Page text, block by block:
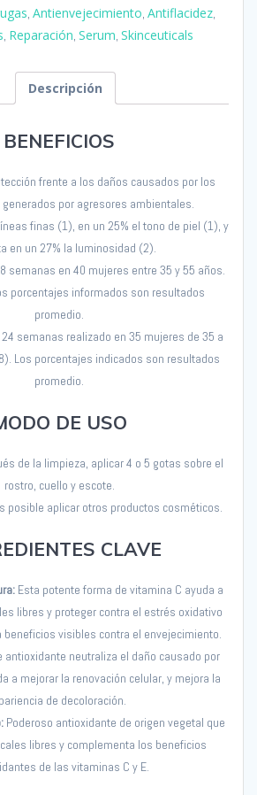
cantidad
, Antienvejecimiento, Antiflacidez,
, Reparación, Serum, Skinceuticals
Descripción
BENEFICIOS
frente a los daños causados por los
por agresores ambientales.
finas (1), en un 25% el tono de piel (1), y
en un 27% la luminosidad (2).
semanas en 40 mujeres entre 35 y 55 años.
porcentajes informados son resultados
promedio.
semanas realizado en 35 mujeres de 35 a
Los porcentajes indicados son resultados
promedio.
DE USO
de la limpieza, aplicar 4 o 5 gotas sobre el
rostro, cuello y escote.
posible aplicar otros productos cosméticos.
CLAVE
Esta potente forma de vitamina C ayuda a
libres y proteger contra el estrés oxidativo
beneficios visibles contra el envejecimiento.
antioxidante neutraliza el daño causado por
a mejorar la renovación celular, y mejora la
de decoloración.
Poderoso antioxidante de origen vegetal que
libres y complementa los beneficios
de las vitaminas C y E.